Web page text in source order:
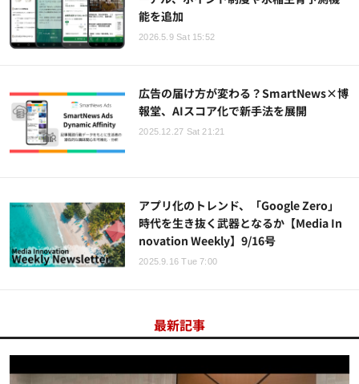
能を追加
2026.5.9 Sat 15:52
広告の届け方が変わる？SmartNews×博
報堂、AIスコア化で新手法を展開
2025.12.27 Sat 21:21
アプリ化のトレンド、「Google Zero」
時代を生き抜く武器となるか【Media In
novation Weekly】9/16号
2025.9.16 Tue 7:00
最新記事